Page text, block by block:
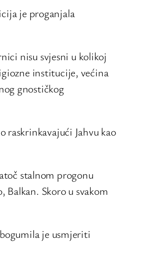
je proganjala
nisu svjesni u kolikoj
institucije, većina
gnostičkog
raskrinkavajući Jahvu kao
stalnom progonu
Skoro u svakom
je usmjeriti